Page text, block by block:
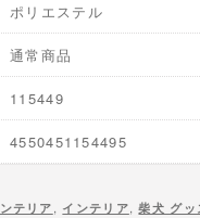
ポリエステル
通常商品
115449
4550451154495
テリア, インテリア,柴犬 グッ